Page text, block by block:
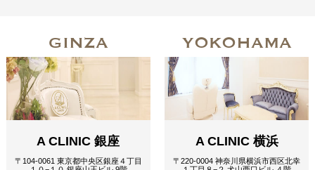
GINZA
A CLINIC 銀座
〒104-0061 東京都中央区銀座４丁目
YOKOHAMA
A CLINIC 横浜
〒220-0004 神奈川県横浜市西区北幸